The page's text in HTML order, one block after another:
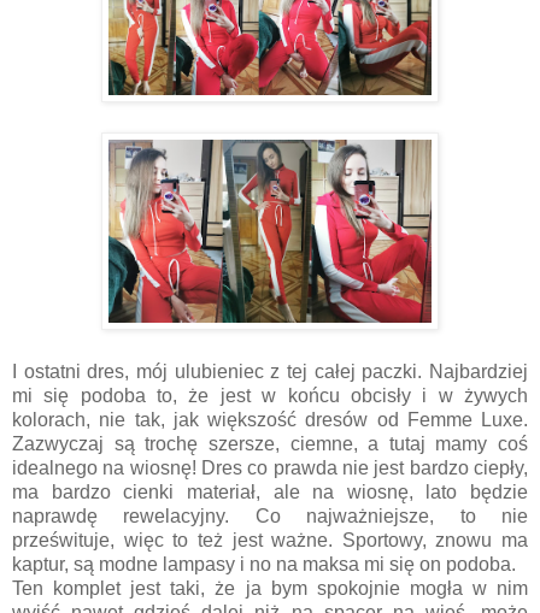
I ostatni dres, mój ulubieniec z tej całej paczki. Najbardziej
mi się podoba to, że jest w końcu obcisły i w żywych
kolorach, nie tak, jak większość dresów od Femme Luxe.
Zazwyczaj są trochę szersze, ciemne, a tutaj mamy coś
idealnego na wiosnę! Dres co prawda nie jest bardzo ciepły,
ma bardzo cienki materiał, ale na wiosnę, lato będzie
naprawdę rewelacyjny. Co najważniejsze, to nie
prześwituje, więc to też jest ważne. Sportowy, znowu ma
kaptur, są modne lampasy i no na maksa mi się on podoba.
Ten komplet jest taki, że ja bym spokojnie mogła w nim